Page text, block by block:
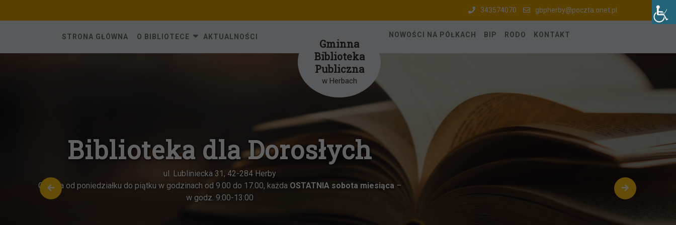
343574070 gbpherby@poczta.onet.pl
STRONA GŁÓWNA O BIBLIOTECE AKTUALNOŚCI
Gminna
Biblioteka
Publiczna
w Herbach
NOWOŚCI NA PÓŁKACH BIP RODO KONTAKT
Oddział dla dzieci w Herbach
ul. Katowicka 6, 42-284 Herby
Czynna od poniedziałku do piątku w godzinach od 8.00 do 15.00